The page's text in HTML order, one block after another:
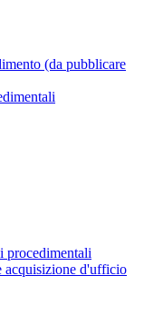
(da pubblicare
procedimentali
acquisizione d'ufficio